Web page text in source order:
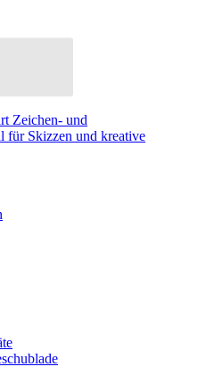
Zeichen- und
für Skizzen und kreative